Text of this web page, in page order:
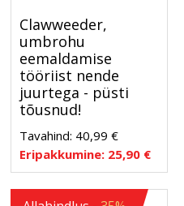
Clawweeder,
umbrohu
eemaldamise
tööriist nende
juurtega - püsti
tõusnud!
Tavahind: 40,99 €
Eripakkumine: 25,90 €